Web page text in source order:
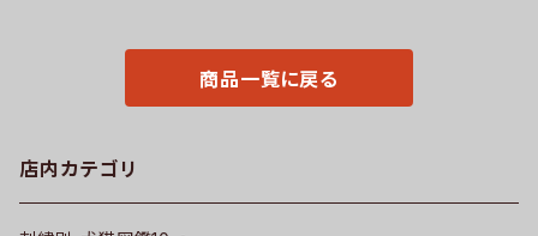
m-tst2-g08-s
商品一覧に戻る
店内カテゴリ